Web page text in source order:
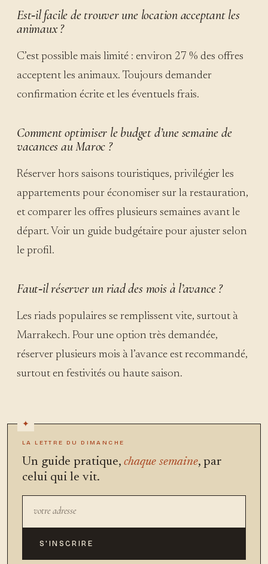
Est‑il facile de trouver une location acceptant les
animaux ?
C’est possible mais limité : environ 27 % des offres
acceptent les animaux. Toujours demander
confirmation écrite et les éventuels frais.
Comment optimiser le budget d’une semaine de
vacances au Maroc ?
Réserver hors saisons touristiques, privilégier les
appartements pour économiser sur la restauration,
et comparer les offres plusieurs semaines avant le
départ. Voir un guide budgétaire pour ajuster selon
le profil.
Faut‑il réserver un riad des mois à l’avance ?
Les riads populaires se remplissent vite, surtout à
Marrakech. Pour une option très demandée,
réserver plusieurs mois à l’avance est recommandé,
surtout en festivités ou haute saison.
LA LETTRE DU DIMANCHE
Un guide pratique, chaque semaine, par
celui qui le vit.
S'INSCRIRE